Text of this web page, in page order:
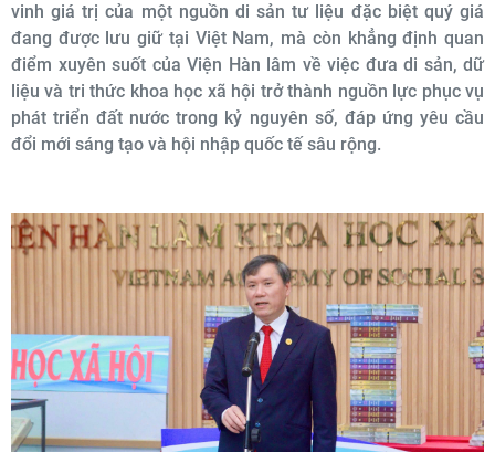
vinh giá trị của một nguồn di sản tư liệu đặc biệt quý giá
đang được lưu giữ tại Việt Nam, mà còn khẳng định quan
điểm xuyên suốt của Viện Hàn lâm về việc đưa di sản, dữ
liệu và tri thức khoa học xã hội trở thành nguồn lực phục vụ
phát triển đất nước trong kỷ nguyên số, đáp ứng yêu cầu
đổi mới sáng tạo và hội nhập quốc tế sâu rộng.